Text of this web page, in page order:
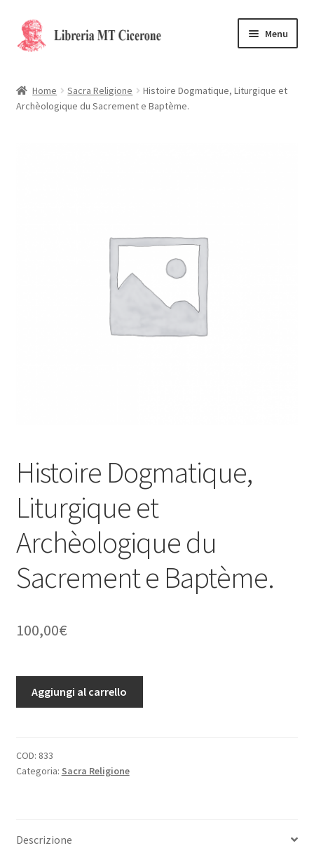
Vai
alla
Vai
al
Menu
Libri rari
Home Sacra Religione
Histoire Dogmatique, Liturgique et
Archèologique du Sacrement e Baptème.
Histoire Dogmatique,
Liturgique et
Archèologique du
Sacrement e Baptème.
100,00€
Dogmatique,
Archèologique
du
quantità
Aggiungi al carrello
COD: 833
Categoria: Sacra Religione
Descrizione